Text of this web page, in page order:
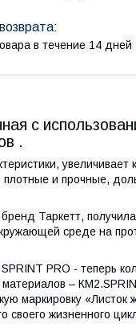
в течение 14 дней
с
.
увеличивает
и прочные,
Таркетт,
среде на
PRO - теперь
–
маркировку
жизненного